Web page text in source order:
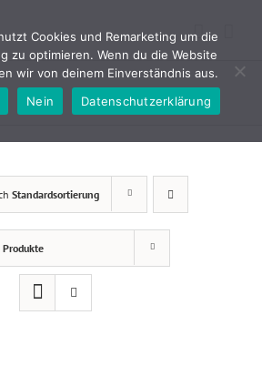
Standardsortierung
Produkte
Cookies und Remarketing um die
zu optimieren. Wenn du die Website
wir von deinem Einverständnis aus.
Nein Datenschutzerklärung